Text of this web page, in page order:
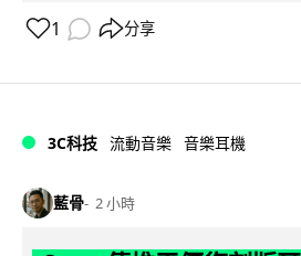
1 分享
3C科技 流動音樂 音樂耳機
藍骨 2 小時